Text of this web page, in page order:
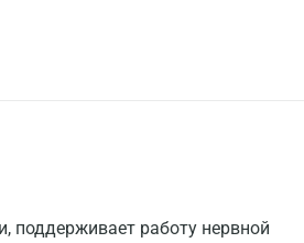
поддерживает работу нервной